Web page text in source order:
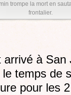
trompe la mort en
frontalier.
à San
le temps de
pour les